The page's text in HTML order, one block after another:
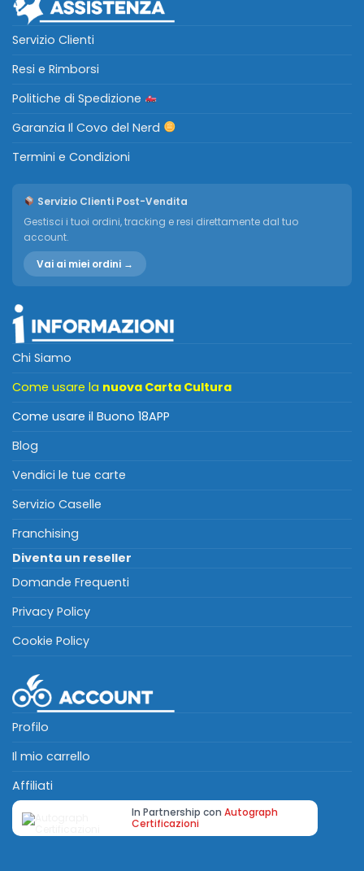
Servizio Clienti
Resi e Rimborsi
Politiche di Spedizione
Garanzia Il Covo del Nerd
Termini e Condizioni
Servizio Clienti Post-Vendita
Gestisci i tuoi ordini, tracking e resi direttamente dal tuo
account.
Vai ai miei ordini →
Chi Siamo
Come usare la nuova Carta Cultura
Come usare il Buono 18APP
Blog
Vendici le tue carte
Servizio Caselle
Franchising
Diventa un reseller
Domande Frequenti
Privacy Policy
Cookie Policy
Profilo
Il mio carrello
Affiliati
In Partnership con Autograph
Certificazioni